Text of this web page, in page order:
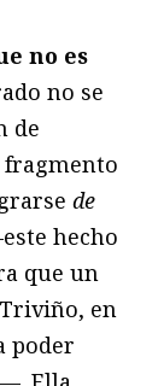
no es
no se
de
fragmento
de
hecho
que un
en
poder